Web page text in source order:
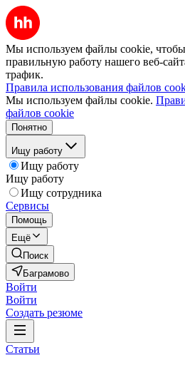
Мы используем файлы cookie, чтобы
правильную работу нашего веб-
трафик.
Правила использования файлов
Мы используем файлы cookie.
файлов cookie
Понятно
Ищу работу
Ищу работу
Ищу работу
Ищу сотрудника
Сервисы
Помощь
Ещё
Поиск
Баграмово
Войти
Войти
Создать резюме
Статьи